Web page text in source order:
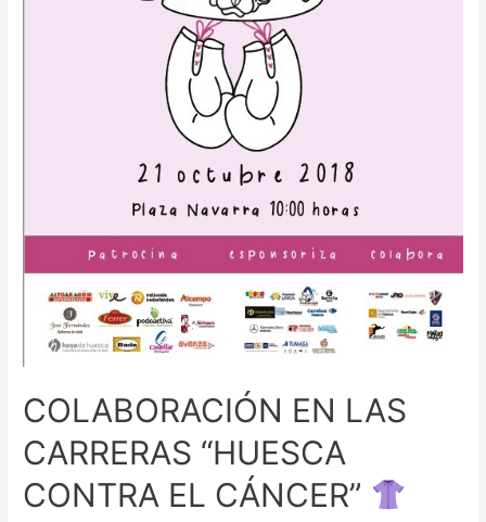
COLABORACIÓN EN LAS
CARRERAS “HUESCA
CONTRA EL CÁNCER”